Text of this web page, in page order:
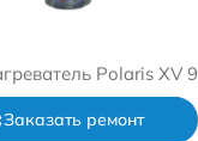
Polaris XV 9
Заказать ремонт